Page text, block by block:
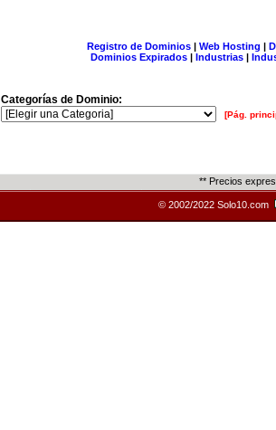
Registro de Dominios| Web Hosting |
Dominios Expirados | Industrias |
Categorías de Dominio:
[Pág.
** Precios
© 2002/2022 Solo10.com